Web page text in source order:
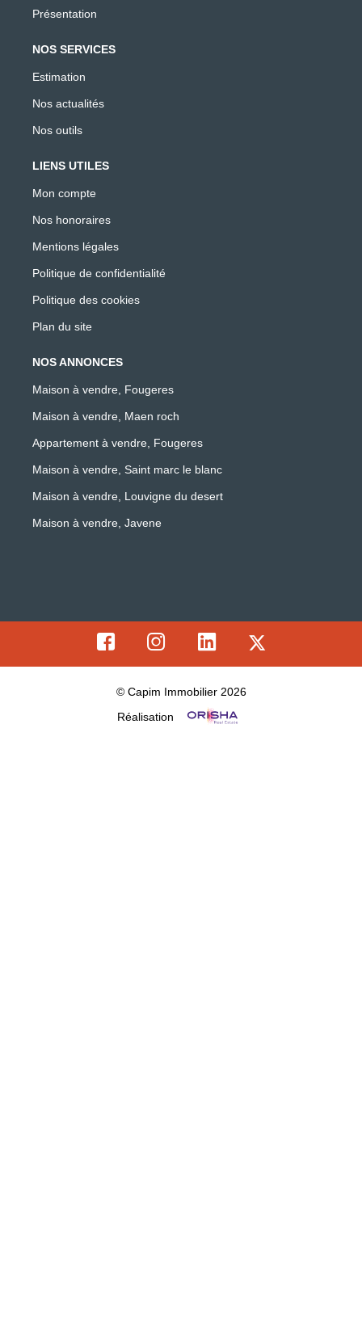
Présentation
NOS SERVICES
Estimation
Nos actualités
Nos outils
LIENS UTILES
Mon compte
Nos honoraires
Mentions légales
Politique de confidentialité
Politique des cookies
Plan du site
NOS ANNONCES
Maison à vendre, Fougeres
Maison à vendre, Maen roch
Appartement à vendre, Fougeres
Maison à vendre, Saint marc le blanc
Maison à vendre, Louvigne du desert
Maison à vendre, Javene
© Capim Immobilier 2026
Réalisation